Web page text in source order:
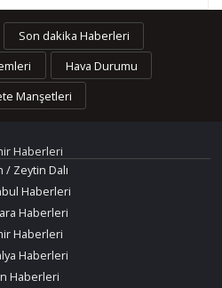
Son dakika Haberleri
Hava Durumu
Manşetleri
Haberleri
/ Zeytin Dalı
Haberleri
Haberleri
Haberleri
Haberleri
Haberleri